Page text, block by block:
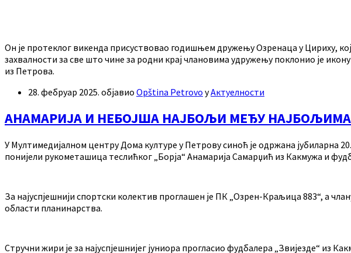
Он је протеклог викенда присуствовао годишњем дружењу Озренаца у Цириху,
захвалности за све што чине за родни крај члановима удружењу поклонио је
из Петрова.
28. фебруар 2025. објавио Opština Petrovo уАктуелности
АНАМАРИЈА И НЕБОЈША НАЈБОЉИ МЕЂУ
У Мултимедијалном центру Дома културе у Петрову синоћ је одржана јубиларна
понијели рукометашица теслићког „Борја“ Анамарија Самарџић из Какмужа и
За најуспјешнији спортски колектив проглашен је ПК „Озрен-Краљица 883“, а
области планинарства.
Стручни жири је за најуспјешнијег јуниора прогласио фудбалера „Звијезде“ из